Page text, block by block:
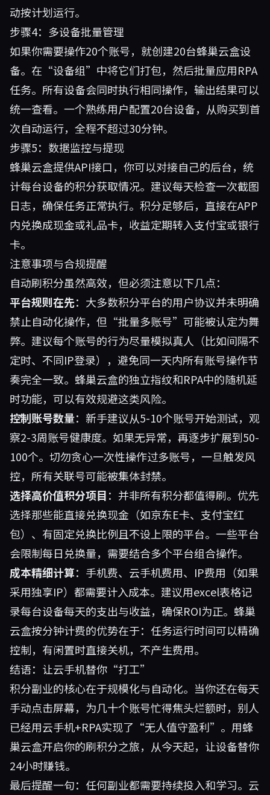
动按计划运行。
步骤4：多设备批量管理
如果你需要操作20个账号，就创建20台蜂巢云盒设
备。在“设备组”中将它们打包，然后批量应用RPA
任务。所有设备会同时执行相同操作，输出结果可以
统一查看。一个熟练用户配置20台设备，从购买到首
次自动运行，全程不超过30分钟。
步骤5：数据监控与提现
蜂巢云盒提供API接口，你可以对接自己的后台，统
计每台设备的积分获取情况。建议每天检查一次截图
日志，确保任务正常执行。积分足够后，直接在APP
内兑换成现金或礼品卡，收益定期转入支付宝或银行
卡。
注意事项与合规提醒
自动刷积分虽然高效，但必须注意以下几点：
平台规则在先：大多数积分平台的用户协议并未明确
禁止自动化操作，但“批量多账号”可能被认定为舞
弊。建议每个账号的行为尽量模拟真人（比如间隔不
定时、不同IP登录），避免同一天内所有账号操作节
奏完全一致。蜂巢云盒的独立指纹和RPA中的随机延
时功能，可以有效规避这类风险。
控制账号数量：新手建议从5-10个账号开始测试，观
察2-3周账号健康度。如果无异常，再逐步扩展到50-
100个。切勿贪心一次性操作过多账号，一旦触发风
控，所有关联号可能被集体封禁。
选择高价值积分项目：并非所有积分都值得刷。优先
选择那些能直接兑换现金（如京东E卡、支付宝红
包）、有固定兑换比例且不设上限的平台。一些平台
会限制每日兑换量，需要结合多个平台组合操作。
成本精细计算：手机费、云手机费用、IP费用（如果
采用独享IP）都需要计入成本。建议用excel表格记
录每台设备每天的支出与收益，确保ROI为正。蜂巢
云盒按分钟计费的优势在于：任务运行时间可以精确
控制，有闲置时直接关机，不产生费用。
结语：让云手机替你“打工”
积分副业的核心在于规模化与自动化。当你还在每天
手动点击屏幕，为几十个账号忙得焦头烂额时，别人
已经用云手机+RPA实现了“无人值守盈利”。用蜂
巢云盒开启你的刷积分之旅，从今天起，让设备替你
24小时赚钱。
最后提醒一句：任何副业都需要持续投入和学习。云